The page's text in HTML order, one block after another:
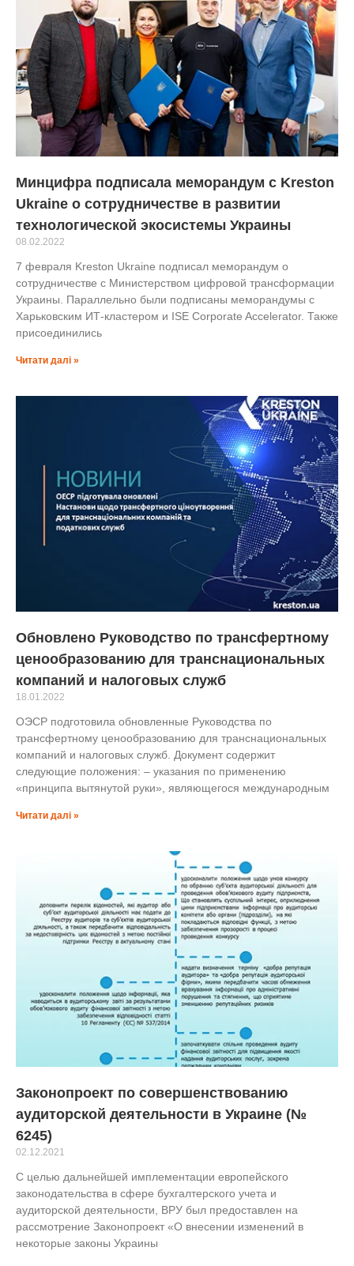
Минцифра подписала меморандум с Kreston
Ukraine о сотрудничестве в развитии
технологической экосистемы Украины
08.02.2022
7 февраля Kreston Ukraine подписал меморандум о
сотрудничестве с Министерством цифровой трансформации
Украины. Параллельно были подписаны меморандумы с
Харьковским ИТ-кластером и ISE Corporate Accelerator. Также
присоединились
Читати далі »
Обновлено Руководство по трансфертному
ценообразованию для транснациональных
компаний и налоговых служб
18.01.2022
ОЭСР подготовила обновленные Руководства по
трансфертному ценообразованию для транснациональных
компаний и налоговых служб. Документ содержит
следующие положения: – указания по применению
«принципа вытянутой руки», являющегося международным
Читати далі »
Законопроект по совершенствованию
аудиторской деятельности в Украине (№
6245)
02.12.2021
С целью дальнейшей имплементации европейского
законодательства в сфере бухгалтерского учета и
аудиторской деятельности, ВРУ был предоставлен на
рассмотрение Законопроект «О внесении изменений в
некоторые законы Украины